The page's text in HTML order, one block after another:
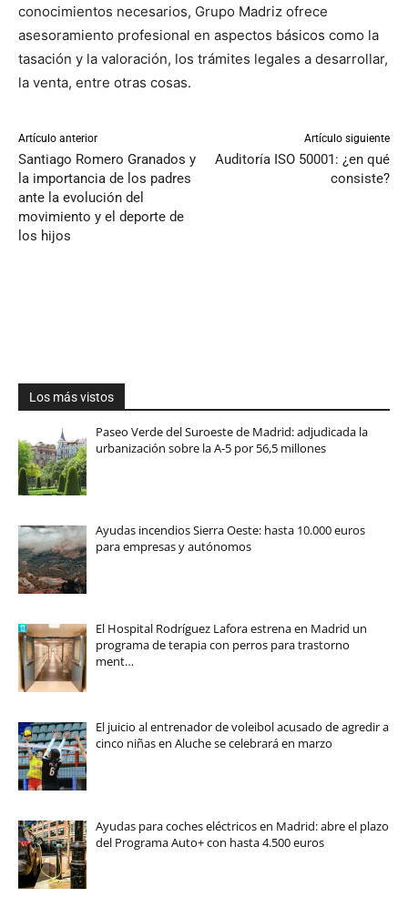
conocimientos necesarios, Grupo Madriz ofrece
asesoramiento profesional en aspectos básicos como la
tasación y la valoración, los trámites legales a desarrollar,
la venta, entre otras cosas.
Artículo anterior
Santiago Romero Granados y
la importancia de los padres
ante la evolución del
movimiento y el deporte de
los hijos
Artículo siguiente
Auditoría ISO 50001: ¿en qué
consiste?
Los más vistos
Paseo Verde del Suroeste de Madrid: adjudicada la
urbanización sobre la A-5 por 56,5 millones
Ayudas incendios Sierra Oeste: hasta 10.000 euros
para empresas y autónomos
El Hospital Rodríguez Lafora estrena en Madrid un
programa de terapia con perros para trastorno
ment…
El juicio al entrenador de voleibol acusado de agredir a
cinco niñas en Aluche se celebrará en marzo
Ayudas para coches eléctricos en Madrid: abre el plazo
del Programa Auto+ con hasta 4.500 euros